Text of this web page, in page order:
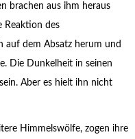
brachen aus ihm heraus
Reaktion des
auf dem Absatz herum und
Die Dunkelheit in seinen
Aber es hielt ihn nicht
Himmelswölfe, zogen ihre